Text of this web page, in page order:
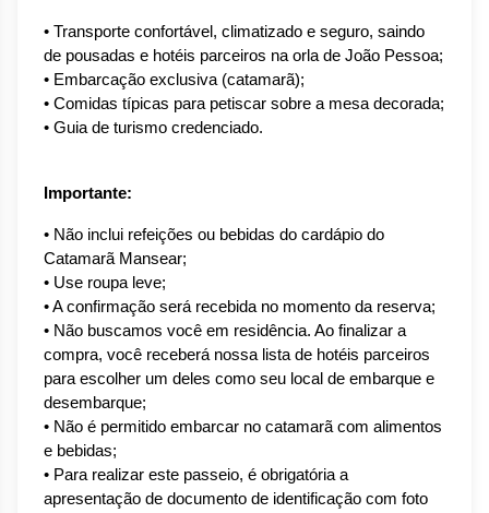
• Transporte confortável, climatizado e seguro, saindo
de pousadas e hotéis parceiros na orla de João Pessoa;
• Embarcação exclusiva (catamarã);
• Comidas típicas para petiscar sobre a mesa decorada;
• Guia de turismo credenciado.
Importante:
• Não inclui refeições ou bebidas do cardápio do
Catamarã Mansear;
• Use roupa leve;
• A confirmação será recebida no momento da reserva;
• Não buscamos você em residência. Ao finalizar a
compra, você receberá nossa lista de hotéis parceiros
para escolher um deles como seu local de embarque e
desembarque;
• Não é permitido embarcar no catamarã com alimentos
e bebidas;
• Para realizar este passeio, é obrigatória a
apresentação de documento de identificação com foto